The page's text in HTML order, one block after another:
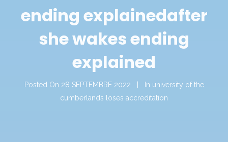
ending explainedafter
she wakes ending
explained
Posted On 28 SEPTEMBRE 2022 In university of the
cumberlands loses accreditation